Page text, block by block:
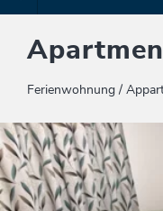
Ferienwohnung /